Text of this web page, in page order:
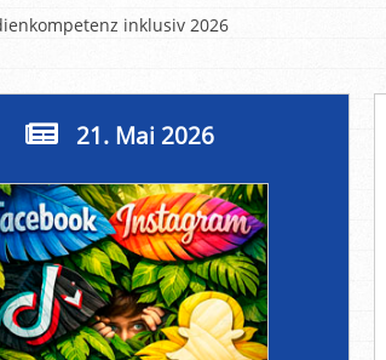
inklusiv 2026
21. Mai 2026